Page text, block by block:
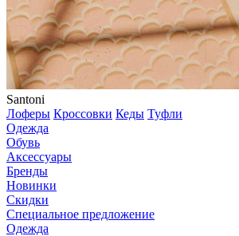
Santoni
Лоферы Кроссовки Кеды Туфли
Одежда
Обувь
Аксессуары
Бренды
Новинки
Скидки
Специальное предложение
Одежда